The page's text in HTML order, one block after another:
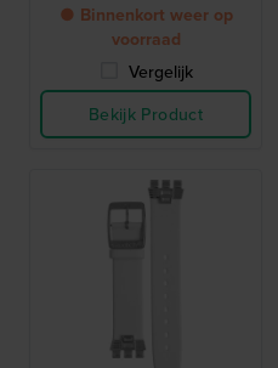
● Binnenkort weer op
voorraad
Vergelijk
Bekijk Product